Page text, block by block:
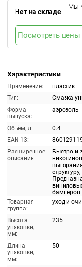
Характеристики
Применение:
пластик
Тип:
Смазка
Форма
выпуска:
аэрозоль
Объём, л:
0.4
EAN-13:
860129119
Расширенное
описание:
Быстро и
Товарная
группа:
уход и
Высота
упаковки,
мм:
235
Длина
упаковки,
мм:
50
Нет на складе
Мы
Посмотреть цены